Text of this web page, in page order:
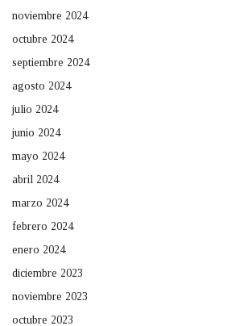
noviembre 2024
octubre 2024
septiembre 2024
agosto 2024
julio 2024
junio 2024
mayo 2024
abril 2024
marzo 2024
febrero 2024
enero 2024
diciembre 2023
noviembre 2023
octubre 2023